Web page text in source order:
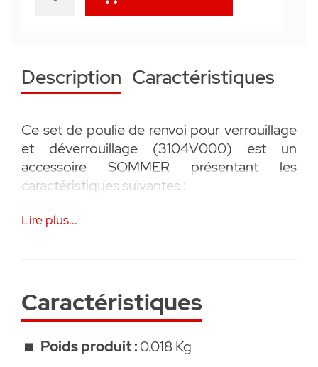
Description Caractéristiques
Ce set de poulie de renvoi pour verrouillage
et déverrouillage (3104V000) est un
accessoire SOMMER présentant les
caractéristiques suivantes :
• Pour le verrouillage/déverrouillage latéral
Lire plus...
Caractéristiques
Poids produit :0.018 Kg